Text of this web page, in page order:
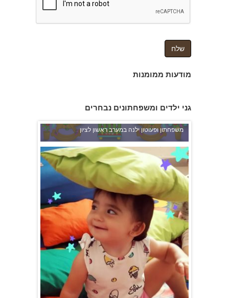
מודעות ממומנות
גני ילדים ומשפחתונים נבחרים
משפחתון ופעוטון ילנה במערב ראשון לציון